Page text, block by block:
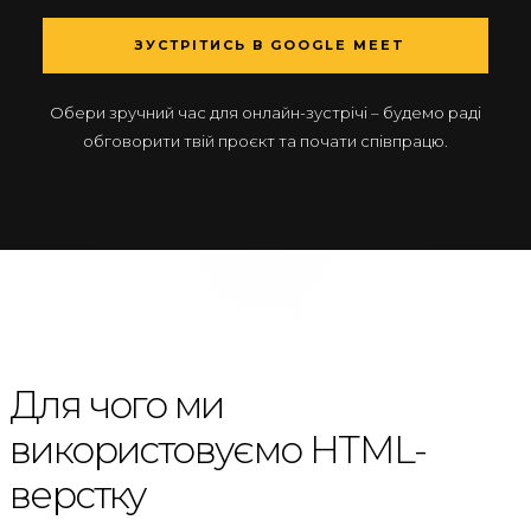
ЗУСТРІТИСЬ В GOOGLE MEET
Обери зручний час для онлайн-зустрічі – будемо раді
обговорити твій проєкт та почати співпрацю.
Для чого ми
використовуємо HTML-
верстку